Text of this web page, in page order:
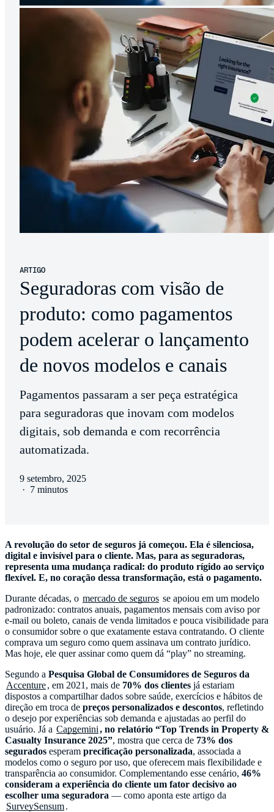
ARTIGO
Seguradoras com visão de
produto: como pagamentos
podem acelerar o lançamento
de novos modelos e canais
Pagamentos passaram a ser peça estratégica
para seguradoras que inovam com modelos
digitais, sob demanda e com recorrência
automatizada.
9 setembro, 2025
· 7 minutos
A revolução do setor de seguros já começou. Ela é silenciosa,
digital e invisível para o cliente. Mas, para as seguradoras,
representa uma mudança radical: do produto rígido ao serviço
flexível. E, no coração dessa transformação, está o pagamento.
Durante décadas, o mercado de seguros se apoiou em um modelo
padronizado: contratos anuais, pagamentos mensais com aviso por
e-mail ou boleto, canais de venda limitados e pouca visibilidade para
o consumidor sobre o que exatamente estava contratando. O cliente
comprava um seguro como quem assinava um contrato jurídico.
Mas hoje, ele quer assinar como quem dá “play” no streaming.
Segundo a Pesquisa Global de Consumidores de Seguros da
Accenture, em 2021, mais de 70% dos clientes já estariam
dispostos a compartilhar dados sobre saúde, exercícios e hábitos de
direção em troca de preços personalizados e descontos, refletindo
o desejo por experiências sob demanda e ajustadas ao perfil do
usuário. Já a Capgemini, no relatório “Top Trends in Property &
Casualty Insurance 2025”, mostra que cerca de 73% dos
segurados esperam precificação personalizada, associada a
modelos como o seguro por uso, que oferecem mais flexibilidade e
transparência ao consumidor. Complementando esse cenário, 46%
consideram a experiência do cliente um fator decisivo ao
escolher uma seguradora — como aponta este artigo da
SurveySensum.